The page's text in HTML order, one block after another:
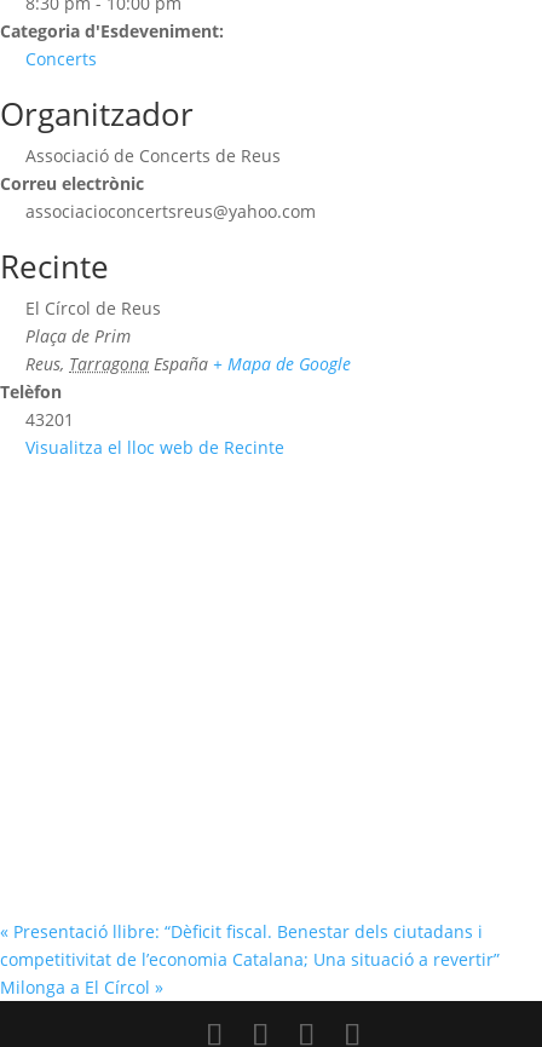
Categoria d'Esdeveniment:
Concerts
Organitzador
Associació de Concerts de Reus
Correu electrònic
associacioconcertsreus@yahoo.com
Recinte
El Círcol de Reus
Plaça de Prim
Reus, Tarragona España + Mapa de Google
Telèfon
43201
Visualitza el lloc web de Recinte
« Presentació llibre: “Dèficit fiscal. Benestar dels ciutadans i
competitivitat de l’economia Catalana; Una situació a revertir”
Milonga a El Círcol »